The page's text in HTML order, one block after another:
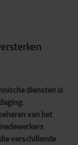
diensten is
van het
verschillende